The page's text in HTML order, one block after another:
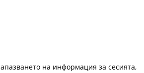
на информация за сесията,